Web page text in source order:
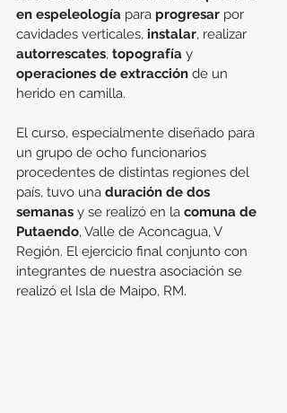
en espeleología para progresar por
cavidades verticales, instalar, realizar
autorrescates, topografía y
operaciones de extracción de un
herido en camilla.
El curso, especialmente diseñado para
un grupo de ocho funcionarios
procedentes de distintas regiones del
país, tuvo una duración de dos
semanas y se realizó en la comuna de
Putaendo, Valle de Aconcagua, V
Región. El ejercicio final conjunto con
integrantes de nuestra asociación se
realizó el Isla de Maipo, RM.